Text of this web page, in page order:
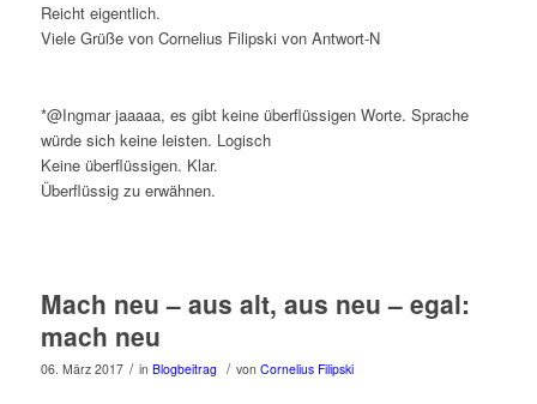
Reicht eigentlich.
Viele Grüße von Cornelius Filipski von Antwort-N
*@Ingmar jaaaaa, es gibt keine überflüssigen Worte. Sprache
würde sich keine leisten. Logisch
Keine überflüssigen. Klar.
Überflüssig zu erwähnen.
Mach neu – aus alt, aus neu – egal:
mach neu
06. März 2017 / in Blogbeitrag / von Cornelius Filipski